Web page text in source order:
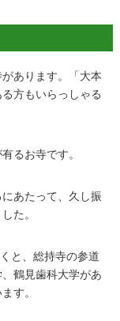
あります。「大本
方もいらっしゃる
るお寺です。
あたって、久し振
た。
と、総持寺の参道
鶴見歯科大学があ
す。